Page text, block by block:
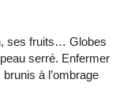
ses fruits… Globes
serré. Enfermer
à l’ombrage